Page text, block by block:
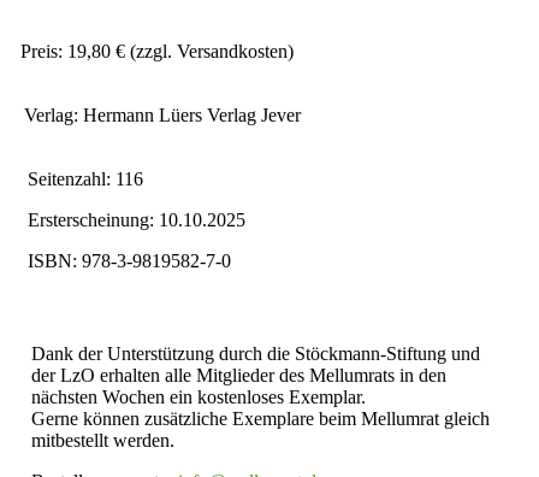
Preis: 19,80 € (zzgl. Versandkosten)
Verlag: Hermann Lüers Verlag Jever
Seitenzahl: 116
Ersterscheinung: 10.10.2025
ISBN: 978-3-9819582-7-0
Dank der Unterstützung durch die Stöckmann-Stiftung und
der LzO erhalten alle Mitglieder des Mellumrats in den
nächsten Wochen ein kostenloses Exemplar.
Gerne können zusätzliche Exemplare beim Mellumrat gleich
mitbestellt werden.